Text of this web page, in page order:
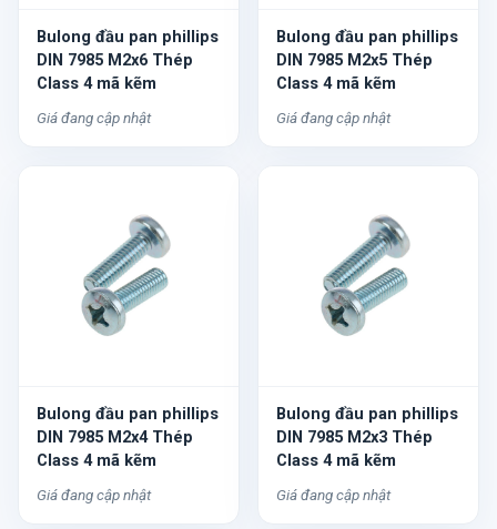
Bulong đầu pan phillips
DIN 7985 M2x6 Thép
Class 4 mã kẽm
Giá đang cập nhật
Bulong đầu pan phillips
DIN 7985 M2x5 Thép
Class 4 mã kẽm
Giá đang cập nhật
Bulong đầu pan phillips
DIN 7985 M2x4 Thép
Class 4 mã kẽm
Giá đang cập nhật
Bulong đầu pan phillips
DIN 7985 M2x3 Thép
Class 4 mã kẽm
Giá đang cập nhật